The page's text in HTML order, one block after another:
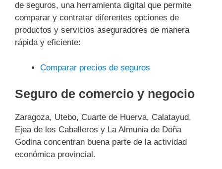
de seguros, una herramienta digital que permite
comparar y contratar diferentes opciones de
productos y servicios aseguradores de manera
rápida y eficiente:
Comparar precios de seguros
Seguro de comercio y negocio
Zaragoza, Utebo, Cuarte de Huerva, Calatayud,
Ejea de los Caballeros y La Almunia de Doña
Godina concentran buena parte de la actividad
económica provincial.